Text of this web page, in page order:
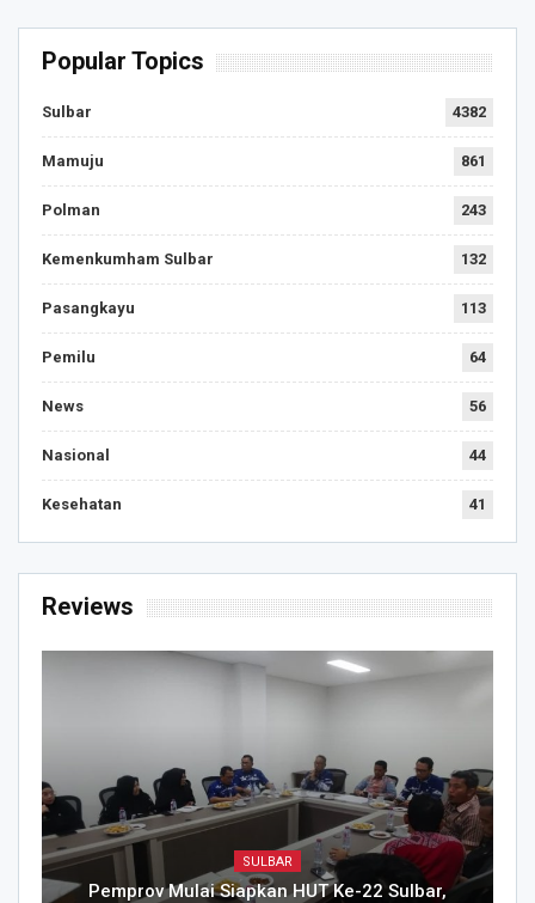
Popular Topics
Sulbar 4382
Mamuju 861
Polman 243
Kemenkumham Sulbar 132
Pasangkayu 113
Pemilu 64
News 56
Nasional 44
Kesehatan 41
Reviews
SULBAR
Pemprov Mulai Siapkan HUT Ke-22 Sulbar,